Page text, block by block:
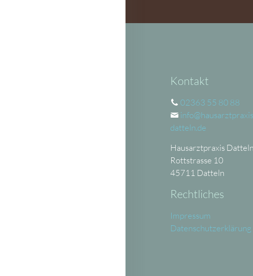
Kontakt
02363 55 80 88
datteln.de
Hausarztpraxis Datteln
Rottstrasse 10
45711 Datteln
Rechtliches
Impressum
Datenschutzerklärung